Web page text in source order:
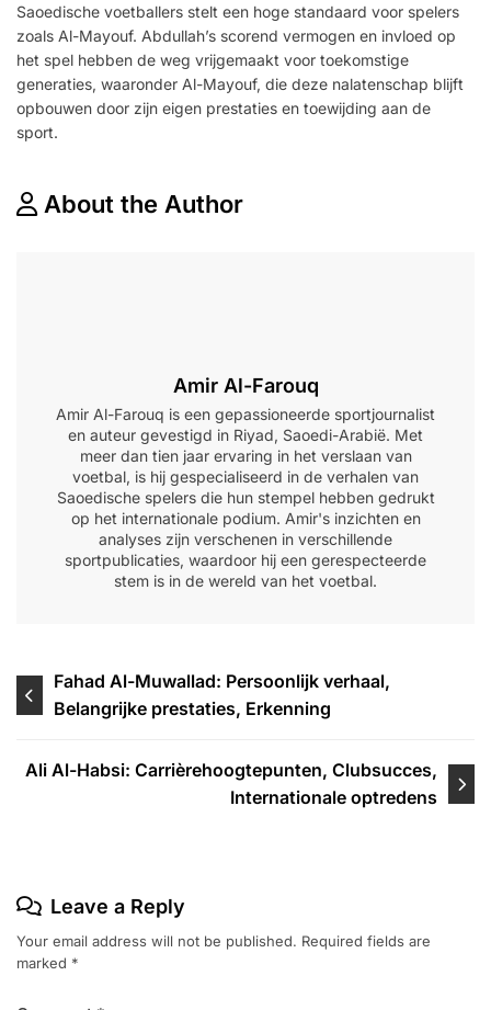
Saoedische voetballers stelt een hoge standaard voor spelers
zoals Al-Mayouf. Abdullah’s scorend vermogen en invloed op
het spel hebben de weg vrijgemaakt voor toekomstige
generaties, waaronder Al-Mayouf, die deze nalatenschap blijft
opbouwen door zijn eigen prestaties en toewijding aan de
sport.
About the Author
Amir Al-Farouq
Amir Al-Farouq is een gepassioneerde sportjournalist
en auteur gevestigd in Riyad, Saoedi-Arabië. Met
meer dan tien jaar ervaring in het verslaan van
voetbal, is hij gespecialiseerd in de verhalen van
Saoedische spelers die hun stempel hebben gedrukt
op het internationale podium. Amir's inzichten en
analyses zijn verschenen in verschillende
sportpublicaties, waardoor hij een gerespecteerde
stem is in de wereld van het voetbal.
Post
navigation
Fahad Al-Muwallad: Persoonlijk verhaal,
Belangrijke prestaties, Erkenning
Ali Al-Habsi: Carrièrehoogtepunten, Clubsucces,
Internationale optredens
Leave a Reply
Your email address will not be published. Required fields are
marked *